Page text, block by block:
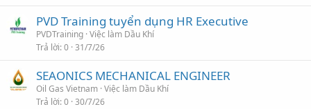
PVD Training tuyển dụng HR Executive
PVDTraining Việc làm Dầu Khí
Trả lời 0 31/7/26
SEAONICS MECHANICAL ENGINEER
Oil Gas Vietnam Việc làm Dầu Khí
Trả lời 0 30/7/26